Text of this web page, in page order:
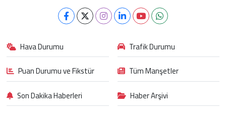
Hava Durumu
Trafik Durumu
Puan Durumu ve Fikstür
Tüm Manşetler
Son Dakika Haberleri
Haber Arşivi